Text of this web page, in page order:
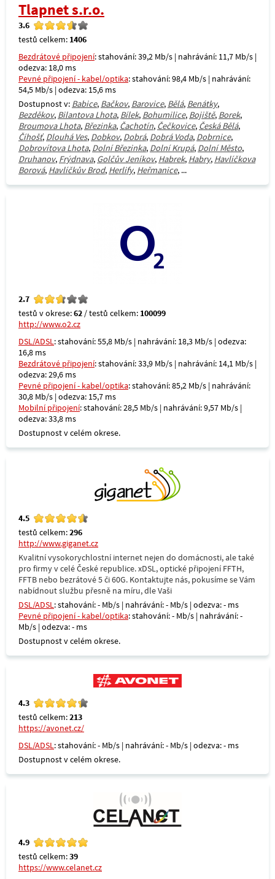
Tlapnet s.r.o.
3.6
testů celkem: 1406
Bezdrátové připojení: stahování: 39,2 Mb/s | nahrávání: 11,7 Mb/s |
odezva: 18,0 ms
Pevné připojení - kabel/optika: stahování: 98,4 Mb/s | nahrávání:
54,5 Mb/s | odezva: 15,6 ms
Dostupnost v: Babice, Bačkov, Barovice, Bělá, Benátky,
Bezděkov, Bilantova Lhota, Bílek, Bohumilice, Bojiště, Borek,
Broumova Lhota, Březinka, Čachotín, Čečkovice, Česká Bělá,
Číhošť, Dlouhá Ves, Dobkov, Dobrá, Dobrá Voda, Dobrnice,
Dobrovítova Lhota, Dolní Březinka, Dolní Krupá, Dolní Město,
Druhanov, Frýdnava, Golčův Jeníkov, Habrek, Habry, Havlíčkova
Borová, Havlíčkův Brod, Herlify, Heřmanice, ...
2.7
testů v okrese:62 / testů celkem: 100099
http://www.o2.cz
DSL/ADSL: stahování: 55,8 Mb/s | nahrávání: 18,3 Mb/s | odezva:
16,8 ms
Bezdrátové připojení: stahování: 33,9 Mb/s | nahrávání: 14,1 Mb/s |
odezva: 29,6 ms
Pevné připojení - kabel/optika: stahování: 85,2 Mb/s | nahrávání:
30,8 Mb/s | odezva: 15,7 ms
Mobilní připojení: stahování: 28,5 Mb/s | nahrávání: 9,57 Mb/s |
odezva: 33,8 ms
Dostupnost v celém okrese.
4.5
testů celkem:296
http://www.giganet.cz
Kvalitní vysokorychlostní internet nejen do domácnosti, ale také
pro firmy v celé České republice. xDSL, optické připojení FFTH,
FFTB nebo bezrátové 5 či 60G. Kontaktujte nás, pokusíme se Vám
nabídnout službu přesně na míru, dle Vaši
DSL/ADSL: stahování: - Mb/s | nahrávání: - Mb/s | odezva: - ms
Pevné připojení - kabel/optika: stahování: - Mb/s | nahrávání: -
Mb/s | odezva: - ms
Dostupnost v celém okrese.
4.3
testů celkem:213
https://avonet.cz/
DSL/ADSL: stahování: - Mb/s | nahrávání: - Mb/s | odezva: - ms
Dostupnost v celém okrese.
4.9
testů celkem:39
https://www.celanet.cz